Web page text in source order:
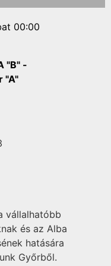
00:00
"B" -
"A"
vállalhatóbb
és az Alba
hatására
Győrből.